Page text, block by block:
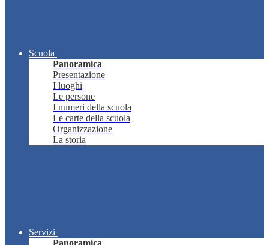
Scuola
Panoramica
Presentazione
I luoghi
Le persone
I numeri della scuola
Le carte della scuola
Organizzazione
La storia
Servizi